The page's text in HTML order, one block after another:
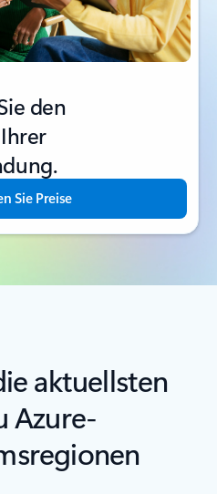
den
Sie Preise
aktuellsten
Azure-